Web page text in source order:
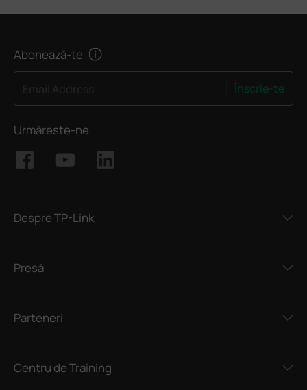
Abonează-te
Înscrie-te
Urmărește-ne
Despre TP-Link
Presă
Parteneri
Centru de Training